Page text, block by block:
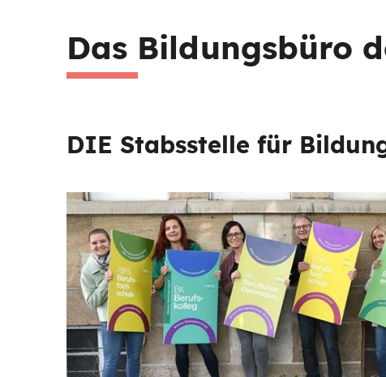
Das Bildungsbüro
DIE Stabsstelle für